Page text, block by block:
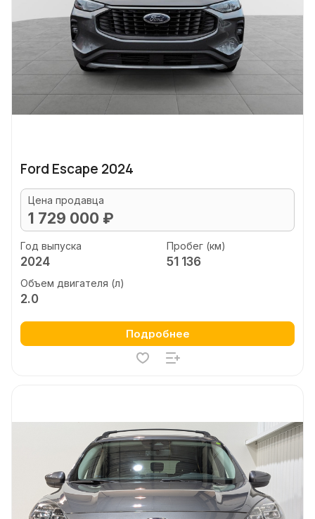
Ford Escape 2024
Цена продавца
1 729 000 ₽
Год выпуска
2024
Пробег (км)
51 136
Объем двигателя (л)
2.0
Подробнее